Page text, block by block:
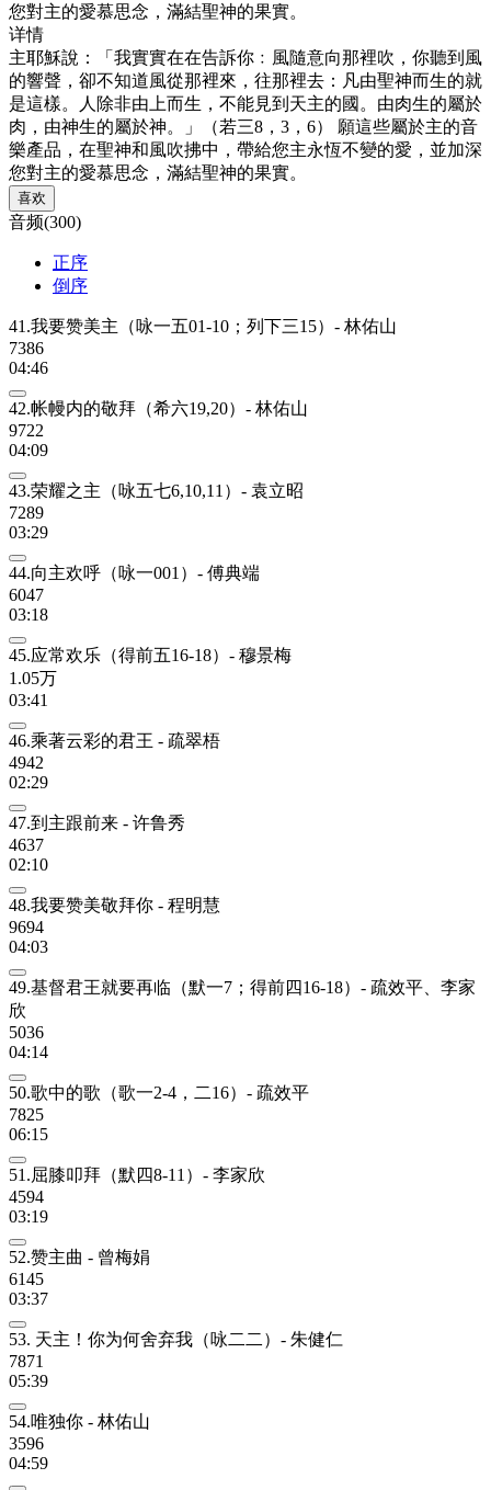
您對主的愛慕思念，滿結聖神的果實。
详情
主耶穌說：「我實實在在告訴你﹕風隨意向那裡吹，你聽到風
的響聲，卻不知道風從那裡來，往那裡去：凡由聖神而生的就
是這樣。人除非由上而生，不能見到天主的國。由肉生的屬於
肉，由神生的屬於神。」（若三8，3，6） 願這些屬於主的音
樂產品，在聖神和風吹拂中，帶給您主永恆不變的愛，並加深
您對主的愛慕思念，滿結聖神的果實。
喜欢
音频(300)
正序
倒序
41.我要赞美主（咏一五01-10；列下三15）- 林佑山
7386
04:46
42.帐幔内的敬拜（希六19,20）- 林佑山
9722
04:09
43.荣耀之主（咏五七6,10,11）- 袁立昭
7289
03:29
44.向主欢呼（咏一001）- 傅典端
6047
03:18
45.应常欢乐（得前五16-18）- 穆景梅
1.05万
03:41
46.乘著云彩的君王 - 疏翠梧
4942
02:29
47.到主跟前来 - 许鲁秀
4637
02:10
48.我要赞美敬拜你 - 程明慧
9694
04:03
49.基督君王就要再临（默一7；得前四16-18）- 疏效平、李家
欣
5036
04:14
50.歌中的歌（歌一2-4，二16）- 疏效平
7825
06:15
51.屈膝叩拜（默四8-11）- 李家欣
4594
03:19
52.赞主曲 - 曾梅娟
6145
03:37
53. 天主！你为何舍弃我（咏二二）- 朱健仁
7871
05:39
54.唯独你 - 林佑山
3596
04:59